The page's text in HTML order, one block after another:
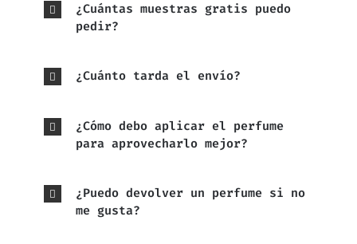
¿Cuántas muestras gratis puedo
pedir?
¿Cuánto tarda el envío?
¿Cómo debo aplicar el perfume
para aprovecharlo mejor?
¿Puedo devolver un perfume si no
me gusta?